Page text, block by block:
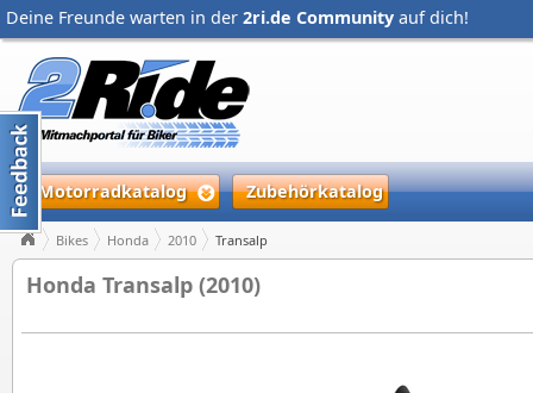
Deine Freunde warten in der 2ri.de Community auf dich!
Motorradkatalog Zubehörkatalog
Bikes Honda 2010 Transalp
Honda Transalp (2010)